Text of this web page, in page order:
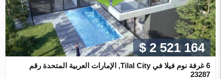
$ 2 521 164
6 غرفة نوم فيلا في Tilal City, الإمارات العربية المتحدة رقم
23287